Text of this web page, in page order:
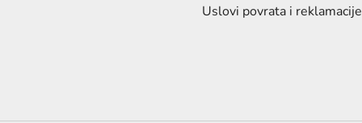
Uslovi povrata i reklamacije